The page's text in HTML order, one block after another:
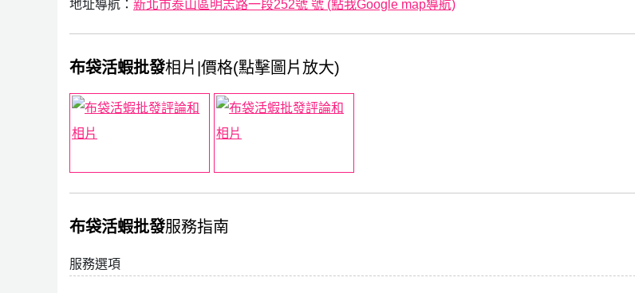
地址導航： 新北市泰山區明志路一段252號 號 (點我Google map導航)
布袋活蝦批發相片|價格(點擊圖片放大)
布袋活蝦批發服務指南
服務選項